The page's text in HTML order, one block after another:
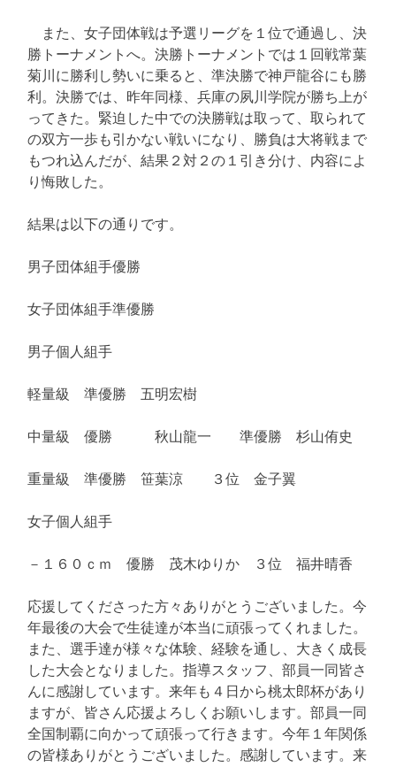
また、女子団体戦は予選リーグを１位で通過し、決
勝トーナメントへ。決勝トーナメントでは１回戦常葉
菊川に勝利し勢いに乗ると、準決勝で神戸龍谷にも勝
利。決勝では、昨年同様、兵庫の夙川学院が勝ち上が
ってきた。緊迫した中での決勝戦は取って、取られて
の双方一歩も引かない戦いになり、勝負は大将戦まで
もつれ込んだが、結果２対２の１引き分け、内容によ
り悔敗した。
結果は以下の通りです。
男子団体組手優勝
女子団体組手準優勝
男子個人組手
軽量級 準優勝 五明宏樹
中量級 優勝 秋山龍一 準優勝 杉山侑史
重量級 準優勝 笹葉涼 ３位 金子翼
女子個人組手
－１６０ｃｍ 優勝 茂木ゆりか ３位 福井晴香
応援してくださった方々ありがとうございました。今
年最後の大会で生徒達が本当に頑張ってくれました。
また、選手達が様々な体験、経験を通し、大きく成長
した大会となりました。指導スタッフ、部員一同皆さ
んに感謝しています。来年も４日から桃太郎杯があり
ますが、皆さん応援よろしくお願いします。部員一同
全国制覇に向かって頑張って行きます。今年１年関係
の皆様ありがとうございました。感謝しています。来